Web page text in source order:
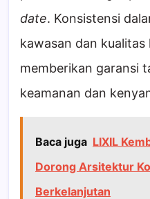
date. Konsistensi
kawasan dan
memberikan garansi
keamanan dan
Baca juga LIXIL
Dorong Arsitektur
Berkelanjutan